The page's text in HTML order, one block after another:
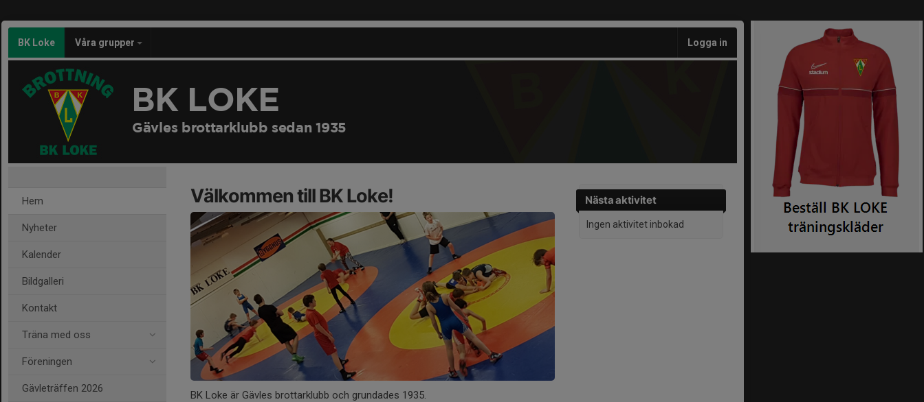
BK Loke Våra grupper Logga in
BK LOKE
Gävles brottarklubb sedan 1935
Hem
Nyheter
Kalender
Bildgalleri
Kontakt
Träna med oss
Föreningen
Gävleträffen 2026
Nästa aktivitet
Ingen aktivitet inbokad
Välkommen till BK Loke!
BK Loke är Gävles brottarklubb och grundades 1935.